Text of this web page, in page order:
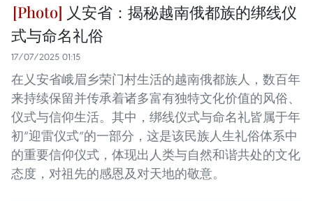
乂安省：揭秘越南俄都族的绑线仪
式与命名礼俗
17/07/2025 01:15
在乂安省峨眉乡荣门村生活的越南俄都族人，数百年
来持续保留并传承着诸多富有独特文化价值的风俗、
仪式与信仰生活。其中，绑线仪式与命名礼皆属于年
初“迎雷仪式”的一部分，这是该民族人生礼俗体系中
的重要信仰仪式，体现出人类与自然和谐共处的文化
态度，对祖先的感恩及对天地的敬意。